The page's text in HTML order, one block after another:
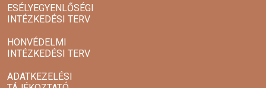
ESÉLYEGYENLŐSÉGI
INTÉZKEDÉSI TERV
HONVÉDELMI
INTÉZKEDÉSI TERV
ADATKEZELÉSI